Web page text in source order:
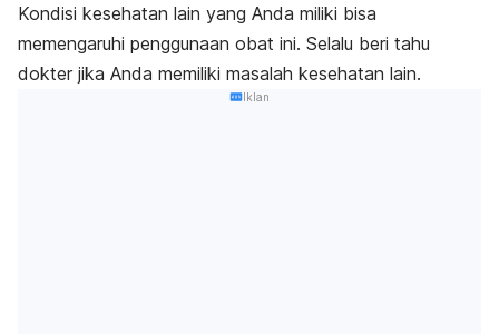
Kondisi kesehatan lain yang Anda miliki bisa
memengaruhi penggunaan obat ini. Selalu beri tahu
dokter jika Anda memiliki masalah kesehatan lain.
Iklan